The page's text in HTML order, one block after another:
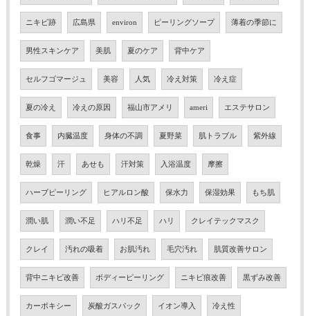
ニキビ跡 広島県 environ ピーリングソープ 薄着の季節に
男性スキンケア 美肌 夏のケア 背中ケア
セルフゴマージュ 美容 人気 冷え対策 冷え症
夏の冷え 冷えの原因 福山市アメリ ameri エステサロン
食事 内臓温度 身体の不調 夏野菜 肌トラブル 紫外線
乾燥 汗 あせも 汗対策 入浴温度 摩擦
ハーブピーリング ヒアルロン酸 保水力 保湿効果 もち肌
潤い肌 潤い不足 ハリ不足 ハリ クレイテックマスク
クレイ 汚れの吸着 お肌汚れ 毛穴汚れ 肌質改善サロン
背中ニキビ改善 ボディーピーリング ニキビ痕改善 黒ずみ改善
カーボキシー 炭酸ガスパック イオン導入 冷え性